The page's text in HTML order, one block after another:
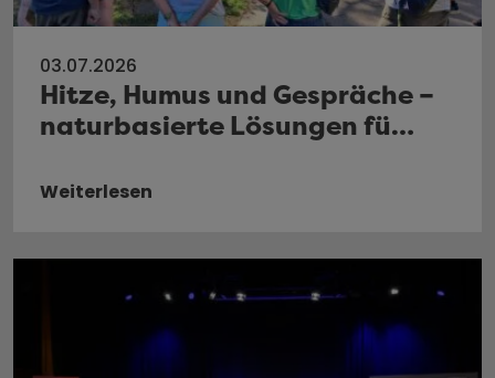
03.07.2026
Hitze, Humus und Gespräche –
naturbasierte Lösungen fü…
Weiterlesen